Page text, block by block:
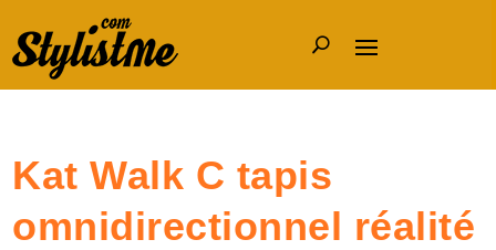
Kat Walk C tapis
omnidirectionnel réalité